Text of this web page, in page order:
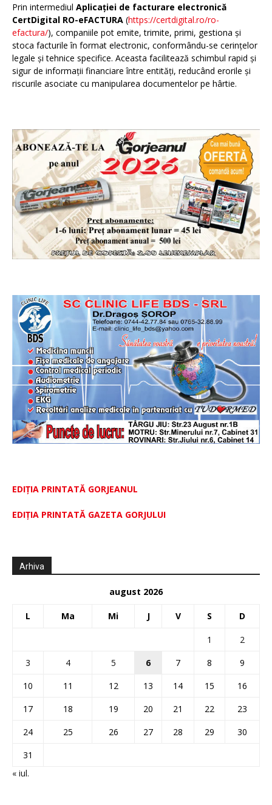
Prin intermediul Aplicației de facturare electronică
CertDigital RO-eFACTURA (https://certdigital.ro/ro-
efactura/), companiile pot emite, trimite, primi, gestiona și
stoca facturile în format electronic, conformându-se cerințelor
legale și tehnice specifice. Aceasta facilitează schimbul rapid și
sigur de informații financiare între entități, reducând erorile și
riscurile asociate cu manipularea documentelor pe hârtie.
EDIȚIA PRINTATĂ GORJEANUL
EDIŢIA PRINTATĂ GAZETA GORJULUI
Arhiva
august 2026
L Ma Mi J V S D
1
2
3
4 5 6 7 8
9
10
11 12 13 14 15
16
17
18 19 20 21 22
23
24
25 26 27 28 29
30
31
« iul.